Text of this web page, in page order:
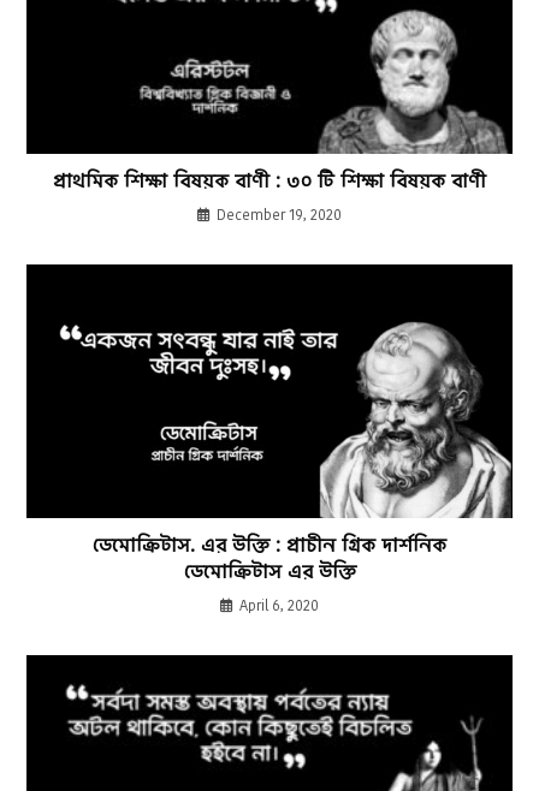
প্রাথমিক শিক্ষা বিষয়ক বাণী : ৩০ টি শিক্ষা বিষয়ক বাণী
December 19, 2020
ডেমোক্রিটাস. এর উক্তি : প্রাচীন গ্রিক দার্শনিক
ডেমোক্রিটাস এর উক্তি
April 6, 2020